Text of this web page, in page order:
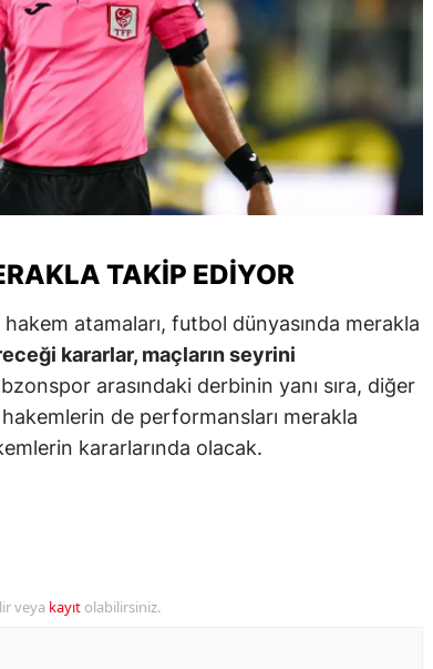
Şırnak
Bartın
Ardahan
Iğdır
Yalova
Karabük
Osmaniye
Düzce
TAKIP EDIYOR
atamaları, futbol dünyasında merakla
kararlar, maçların seyrini
arasındaki derbinin yanı sıra, diğer
hakemlerin de performansları merakla
kararlarında olacak.
veya kayıt olabilirsiniz.